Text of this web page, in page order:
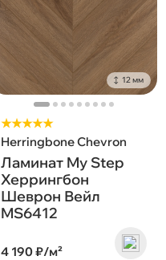
12 мм
★★★★★
Herringbone Chevron
Ламинат My Step
Херрингбон
Шеврон Вейл
MS6412
4 190 ₽/м²